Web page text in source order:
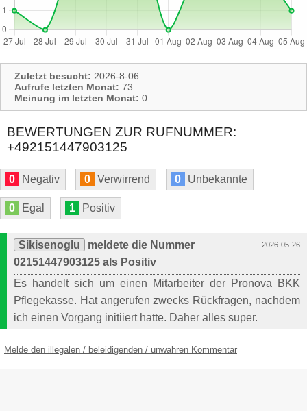
Zuletzt besucht: 2026-8-06
Aufrufe letzten Monat: 73
Meinung im letzten Monat: 0
BEWERTUNGEN ZUR RUFNUMMER:
+492151447903125
0 Negativ 0 Verwirrend 0 Unbekannte
0 Egal 1 Positiv
2026-05-26
Sikisenoglu
meldete die Nummer
02151447903125 als Positiv
Es handelt sich um einen Mitarbeiter der Pronova BKK
Pflegekasse. Hat angerufen zwecks Rückfragen, nachdem
ich einen Vorgang initiiert hatte. Daher alles super.
Melde den illegalen / beleidigenden / unwahren Kommentar